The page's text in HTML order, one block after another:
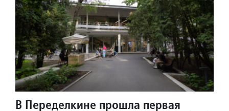
В Переделкине прошла первая